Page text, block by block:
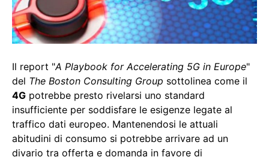
Il report "A Playbook for Accelerating 5G in Europe"
del The Boston Consulting Group sottolinea come il
4G potrebbe presto rivelarsi uno standard
insufficiente per soddisfare le esigenze legate al
traffico dati europeo. Mantenendosi le attuali
abitudini di consumo si potrebbe arrivare ad un
divario tra offerta e domanda in favore di